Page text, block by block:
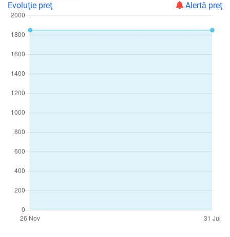
Alertă preţ
Evoluţie preţ